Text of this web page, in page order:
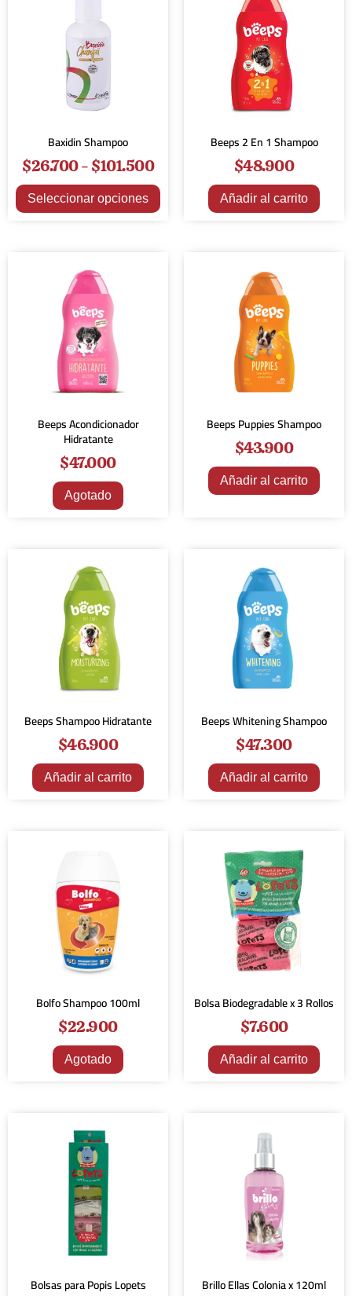
Baxidin Shampoo
$26.700-$101.500
Seleccionar opciones
Beeps 2 En 1 Shampoo
$48.900
Añadir al carrito
Beeps Acondicionador
Hidratante
$47.000
Agotado
Beeps Puppies Shampoo
$43.900
Añadir al carrito
Beeps Shampoo Hidratante
$46.900
Añadir al carrito
Beeps Whitening Shampoo
$47.300
Añadir al carrito
Bolfo Shampoo 100ml
$22.900
Agotado
Bolsa Biodegradable x 3 Rollos
$7.600
Añadir al carrito
Bolsas para Popis Lopets
Brillo Ellas Colonia x 120ml